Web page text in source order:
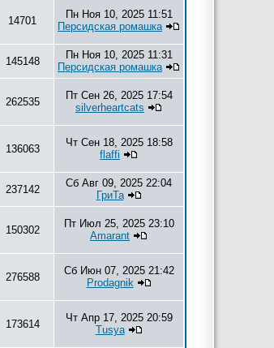
14701
Пн Ноя 10, 2025 11:51
Персидская ромашка
145148
Пн Ноя 10, 2025 11:31
Персидская ромашка
262535
Пт Сен 26, 2025 17:54
silverheartcats
136063
Чт Сен 18, 2025 18:58
flaffi
237142
Сб Авг 09, 2025 22:04
ГриТа
150302
Пт Июл 25, 2025 23:10
Amarant
276588
Сб Июн 07, 2025 21:42
Prodagnik
173614
Чт Апр 17, 2025 20:59
Tusya